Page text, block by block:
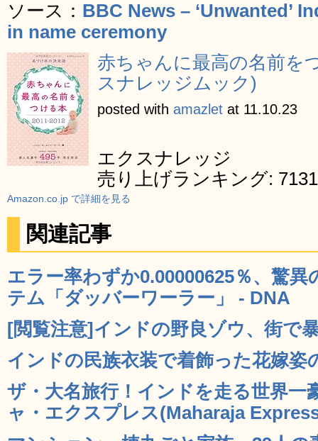
ソース： BBC News – ‘Unwanted’
in name ceremony
赤ちゃんに最高の名前を
スナレッジムック)
posted with amazlet at 11.10.23
エクスナレッジ
売り上げランキング:
Amazon.co.jp で詳細を見る
関連記事
エラー率わずか0.00000625％、驚
テム「ダッバーワーラー」 - DNA
[閲覧注意]インドの野良ゾウ、街で
インドの民族衣装で着飾った花嫁姿
ザ・大名旅行！インドを走る世界一
ャ・エクスプレス(Maharaja